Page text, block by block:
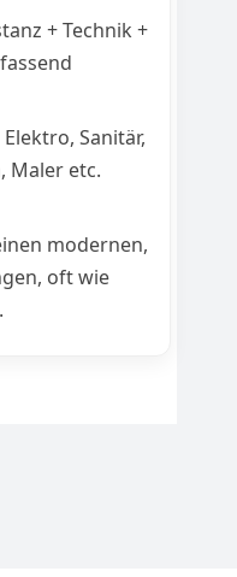
+ Technik +
Elektro, Sanitär,
Maler etc.
modernen,
oft wie